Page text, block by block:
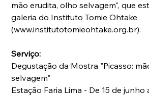
mão erudita, olho selvagem", que
galeria do Instituto Tomie Ohtake
(www.institutotomieohtake.org.br).
Serviço:
Degustação da Mostra "Picasso:
selvagem"
Estação Faria Lima - De 15 de junho